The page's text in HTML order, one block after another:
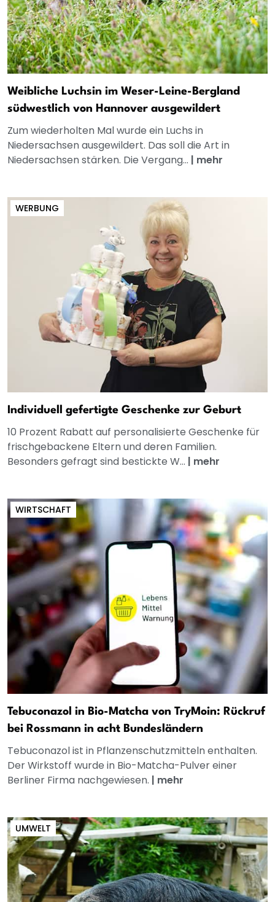
Weibliche Luchsin im Weser-Leine-Bergland
südwestlich von Hannover ausgewildert
Zum wiederholten Mal wurde ein Luchs in
Niedersachsen ausgewildert. Das soll die Art in
Niedersachsen stärken. Die Vergang... | mehr
WERBUNG
Individuell gefertigte Geschenke zur Geburt
10 Prozent Rabatt auf personalisierte Geschenke für
frischgebackene Eltern und deren Familien.
Besonders gefragt sind bestickte W... | mehr
WIRTSCHAFT
Tebuconazol in Bio-Matcha von TryMoin: Rückruf
bei Rossmann in acht Bundesländern
Tebuconazol ist in Pflanzenschutzmitteln enthalten.
Der Wirkstoff wurde in Bio-Matcha-Pulver einer
Berliner Firma nachgewiesen. | mehr
UMWELT